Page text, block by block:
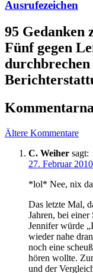
Ausrufezeichen
95 Gedanken
Fünf gegen
Ältere Kommentare
C. Weiher sagt:
27. Februar
*lol* Nee, nix
Das letzte Mal,
Jahren, bei einer
Jennifer würde
wieder nahe
noch eine
hören wollte.
und der